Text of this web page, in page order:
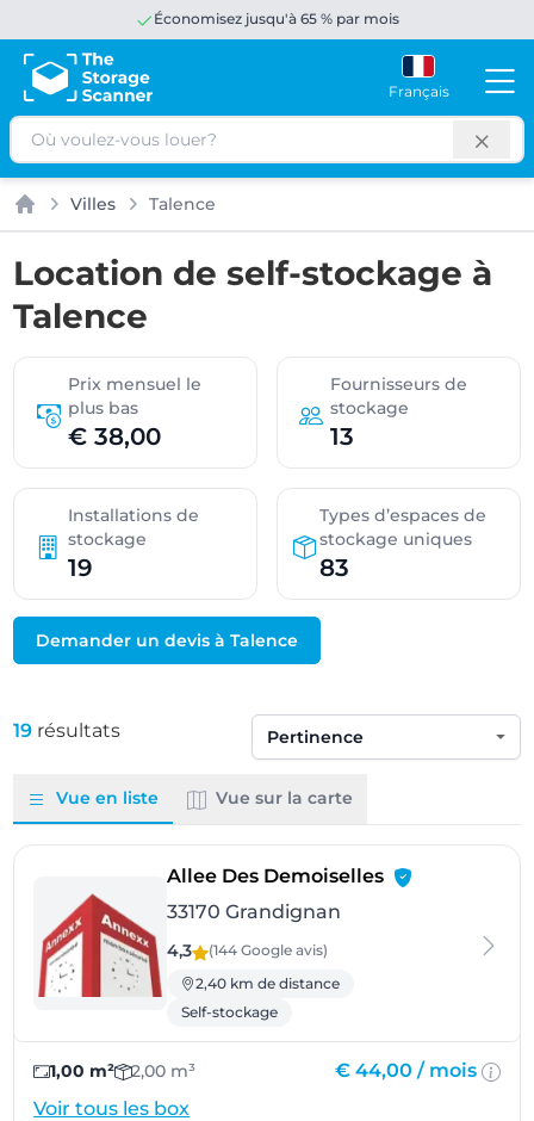
Économisez jusqu'à 65 % par mois
Français
Rechercher
Accueil
Villes Talence
Location de self-stockage à
Talence
Prix mensuel le
plus bas
€ 38,00
Fournisseurs de
stockage
13
Installations de
stockage
19
Types d’espaces de
stockage uniques
83
Demander un devis à Talence
19 résultats
Trier par
Vue en liste Vue sur la carte
Allee Des Demoiselles- Grandignan
33170 Grandignan
4,3 (144 Googleavis)
2,40 km de distance
Self-stockage
1,00 m² 2,00 m³ € 44,00 / mois
Voir tous les box